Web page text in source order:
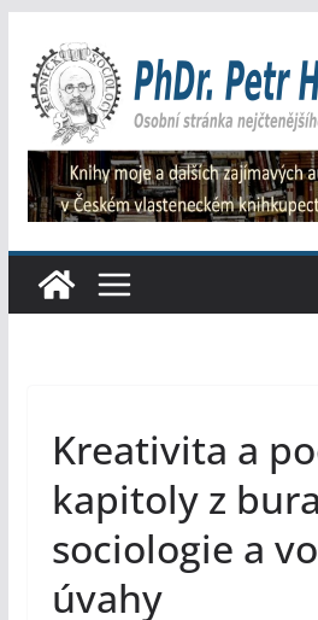
obsah
Kreativita a
kapitoly z
sociologie a
úvahy